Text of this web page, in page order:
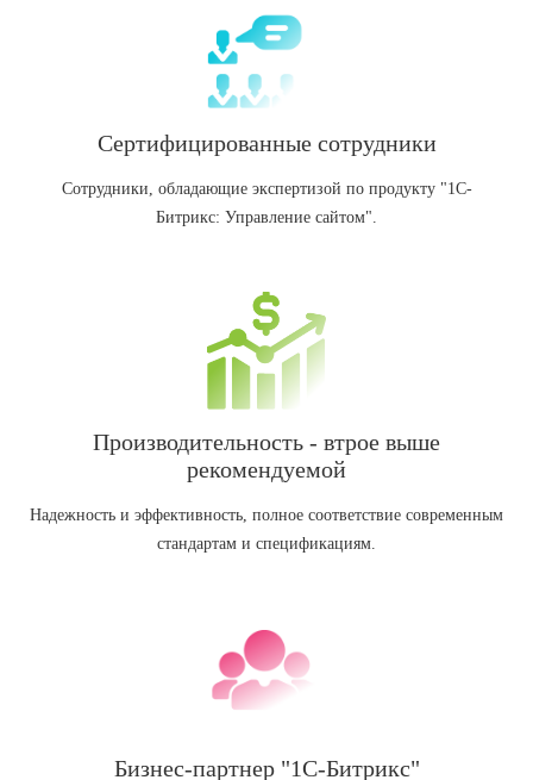
Сертифицированные сотрудники
Сотрудники, обладающие экспертизой по продукту "1С-
Битрикс: Управление сайтом".
Производительность - втрое выше
рекомендуемой
Надежность и эффективность, полное соответствие современным
стандартам и спецификациям.
Бизнес-партнер "1С-Битрикс"